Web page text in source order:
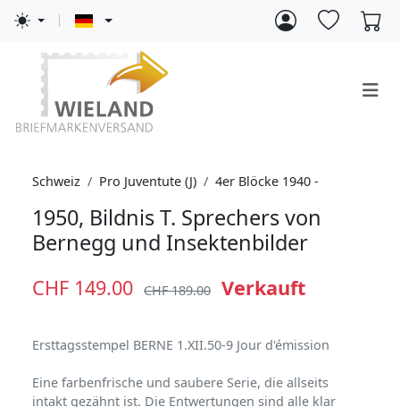
Schweiz Pro Juventute (J) 4er Blöcke 1940 -
1950, Bildnis T. Sprechers von
Bernegg und Insektenbilder
CHF 149.00 CHF 189.00 Verkauft
Ersttagsstempel BERNE 1.XII.50-9 Jour d'émission
Eine farbenfrische und saubere Serie, die allseits
intakt gezähnt ist. Die Entwertungen sind alle klar